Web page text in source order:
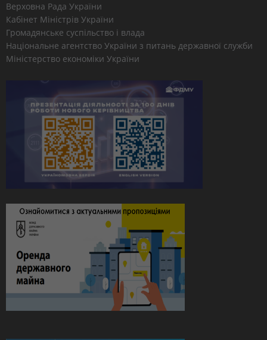
Верховна Рада України
Кабінет Міністрів України
Громадянське суспільство і влада
Національне агентство України з питань державної служби
Міністерство економіки України